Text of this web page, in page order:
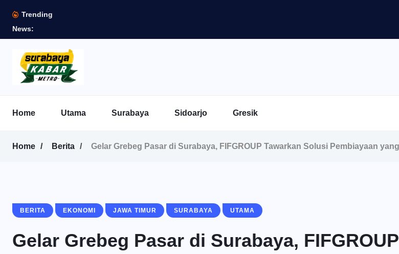
Trending
News:
Home Utama Surabaya Sidoarjo Gresik
Home Berita Gelar Grebeg Pasar di Surabaya, FIFGROUP Tawarkan Solusi Pembiayaan
BERITA EKONOMI JAWA TIMUR SURABAYA UTAMA
Gelar Grebeg Pasar di Surabaya, FIFGROUP